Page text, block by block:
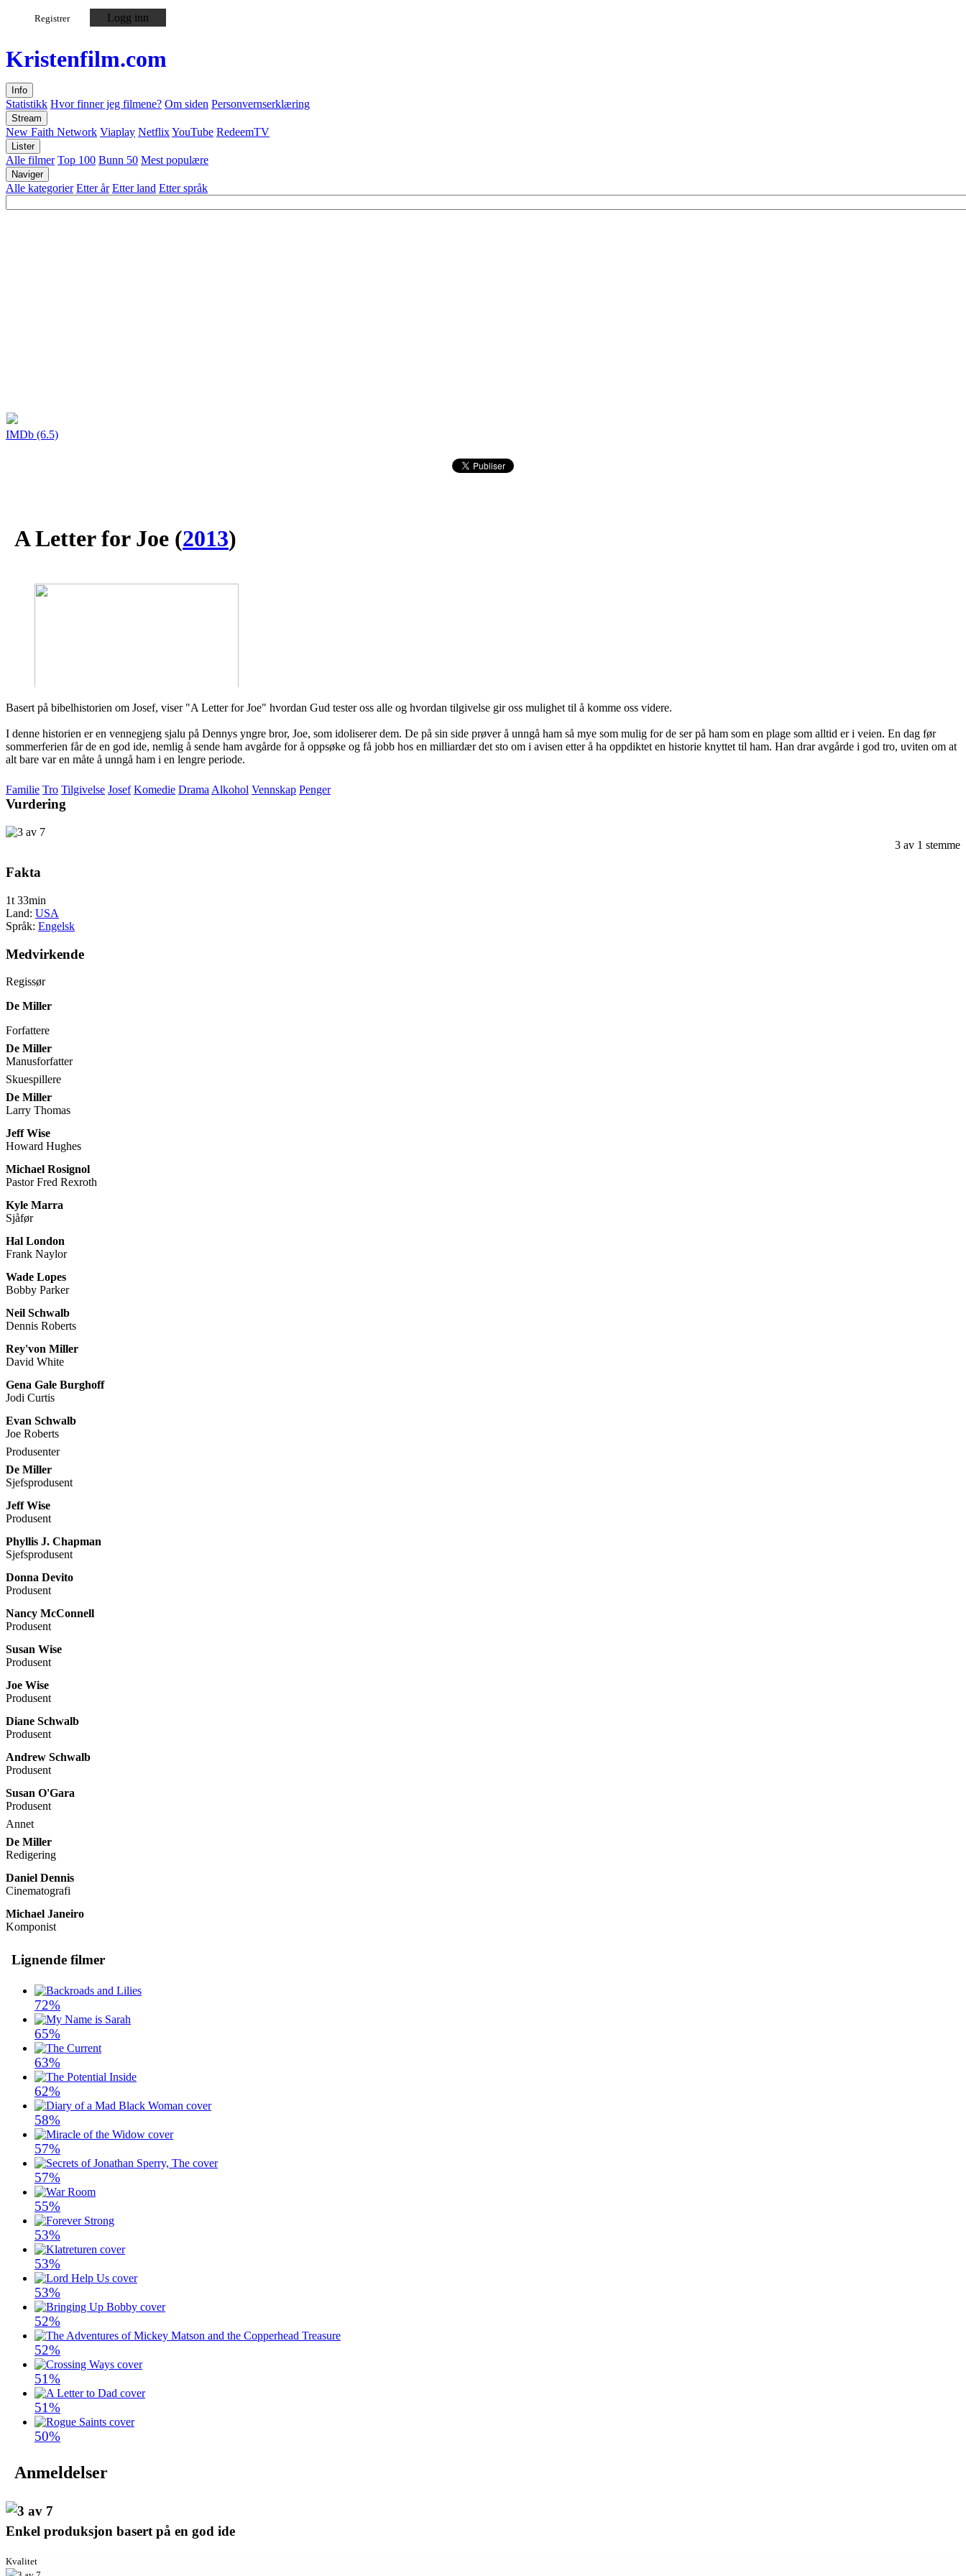
Registrer Logg inn
Kristenfilm.com
Info
Statistikk Hvor finner jeg filmene? Om siden Personvernserklæring
Stream
New Faith Network Viaplay NetflixYouTube RedeemTV
Lister
Alle filmer Top 100 Bunn 50 Mest populære
Naviger
Alle kategorier Etter år Etter land Etter språk
IMDb (6.5)
A Letter for Joe (2013)
Basert på bibelhistorien om Josef, viser "A Letter for Joe" hvordan Gud tester oss alle og hvordan tilgivelse gir oss mulighet til å komme oss videre.
I denne historien er en vennegjeng sjalu på Dennys yngre bror, Joe, som idoliserer dem. De på sin side prøver å unngå ham så mye som mulig for de ser på ham som en plage som alltid er i veien. En dag før
sommerferien får de en god ide, nemlig å sende ham avgårde for å oppsøke og få jobb hos en milliardær det sto om i avisen etter å ha oppdiktet en historie knyttet til ham. Han drar avgårde i god tro, uviten om at
alt bare var en måte å unngå ham i en lengre periode.
Familie Tro Tilgivelse Josef Komedie Drama Alkohol Vennskap Penger
Vurdering
3 av 1 stemme
Fakta
1t 33min
Land: USA
Språk: Engelsk
Medvirkende
Regissør
De Miller
Forfattere
De Miller
Manusforfatter
Skuespillere
De Miller
Larry Thomas
Jeff Wise
Howard Hughes
Michael Rosignol
Pastor Fred Rexroth
Kyle Marra
Sjåfør
Hal London
Frank Naylor
Wade Lopes
Bobby Parker
Neil Schwalb
Dennis Roberts
Rey'von Miller
David White
Gena Gale Burghoff
Jodi Curtis
Evan Schwalb
Joe Roberts
Produsenter
De Miller
Sjefsprodusent
Jeff Wise
Produsent
Phyllis J. Chapman
Sjefsprodusent
Donna Devito
Produsent
Nancy McConnell
Produsent
Susan Wise
Produsent
Joe Wise
Produsent
Diane Schwalb
Produsent
Andrew Schwalb
Produsent
Susan O'Gara
Produsent
Annet
De Miller
Redigering
Daniel Dennis
Cinematografi
Michael Janeiro
Komponist
Lignende filmer
72%
65%
63%
62%
58%
57%
57%
55%
53%
53%
53%
52%
52%
51%
51%
50%
Anmeldelser
Enkel produksjon basert på en god ide
Kvalitet